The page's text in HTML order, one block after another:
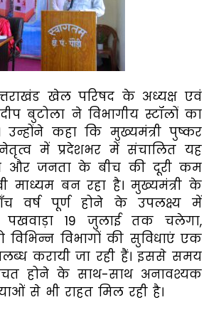
खेल परिषद के अध्यक्ष एवं
बुटोला ने विभागीय स्टॉलों का
उन्होंने कहा कि मुख्यमंत्री पुष्कर
में प्रदेशभर में संचालित यह
और जनता के बीच की दूरी कम
माध्यम बन रहा है। मुख्यमंत्री के
वर्ष पूर्ण होने के उपलक्ष्य में
पखवाड़ा 19 जुलाई तक चलेगा,
विभिन्न विभागों की सुविधाएं एक
करायी जा रही हैं। इससे समय
होने के साथ-साथ अनावश्यक
से भी राहत मिल रही है।